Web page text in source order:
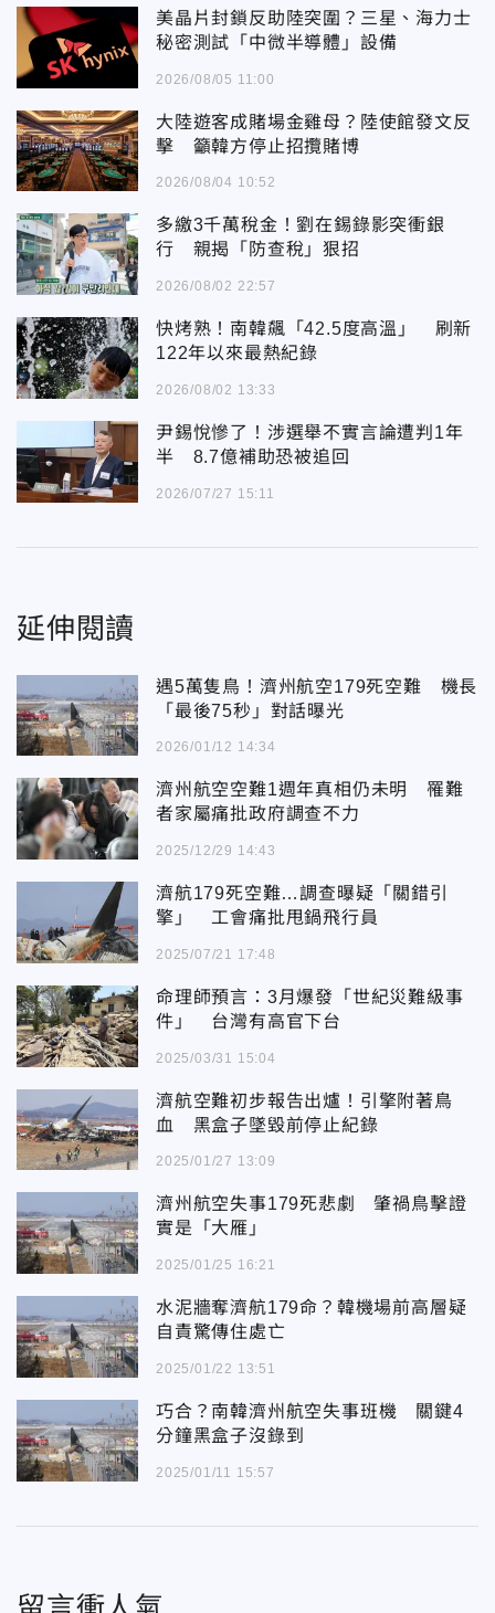
美晶片封鎖反助陸突圍？三星、海力士
秘密測試「中微半導體」設備
2026/08/05 11:00
大陸遊客成賭場金雞母？陸使館發文反
擊 籲韓方停止招攬賭博
2026/08/04 10:52
多繳3千萬稅金！劉在錫錄影突衝銀
行 親揭「防查稅」狠招
2026/08/02 22:57
快烤熟！南韓飆「42.5度高溫」 刷新
122年以來最熱紀錄
2026/08/02 13:33
尹錫悅慘了！涉選舉不實言論遭判1年
半 8.7億補助恐被追回
2026/07/27 15:11
延伸閱讀
遇5萬隻鳥！濟州航空179死空難 機長
「最後75秒」對話曝光
2026/01/12 14:34
濟州航空空難1週年真相仍未明 罹難
者家屬痛批政府調查不力
2025/12/29 14:43
濟航179死空難…調查曝疑「關錯引
擎」 工會痛批甩鍋飛行員
2025/07/21 17:48
命理師預言：3月爆發「世紀災難級事
件」 台灣有高官下台
2025/03/31 15:04
濟航空難初步報告出爐！引擎附著鳥
血 黑盒子墜毀前停止紀錄
2025/01/27 13:09
濟州航空失事179死悲劇 肇禍鳥擊證
實是「大雁」
2025/01/25 16:21
水泥牆奪濟航179命？韓機場前高層疑
自責驚傳住處亡
2025/01/22 13:51
巧合？南韓濟州航空失事班機 關鍵4
分鐘黑盒子沒錄到
2025/01/11 15:57